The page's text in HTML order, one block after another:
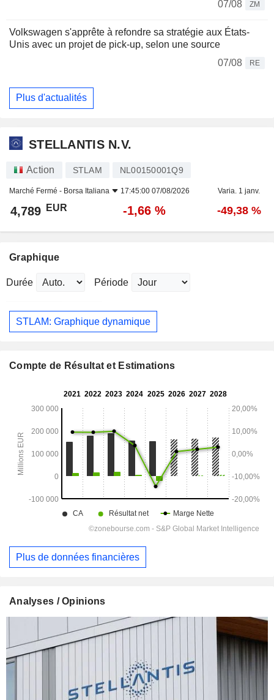
07/08 ZM
Volkswagen s'apprête à refondre sa stratégie aux États-
Unis avec un projet de pick-up, selon une source
07/08
RE
Plus d'actualités
STELLANTIS N.V.
Action STLAM NL00150001Q9
Marché Fermé - Borsa Italiana 17:45:00 07/08/2026 Varia. 1 janv.
4,789 EUR -1,66 % -49,38 %
Graphique
Durée Période
STLAM: Graphique dynamique
Compte de Résultat et Estimations
Plus de données financières
Analyses / Opinions